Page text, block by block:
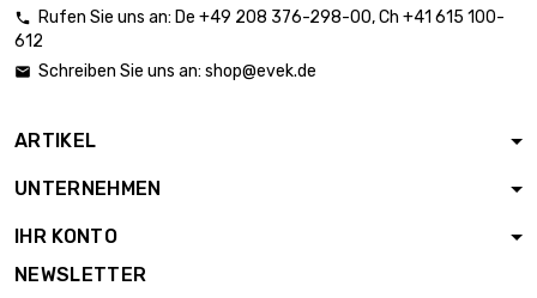
Durchmesser : 0.1mm
5,90 €
Durchmesser : 0.1mm
Länge : 10 Meter
 Rufen Sie uns an: De +49 208 376-298-00, Ch +41 615 100-
612
 Schreiben Sie uns an: shop@evek.de
ARTIKEL
UNTERNEHMEN
IHR KONTO
NEWSLETTER